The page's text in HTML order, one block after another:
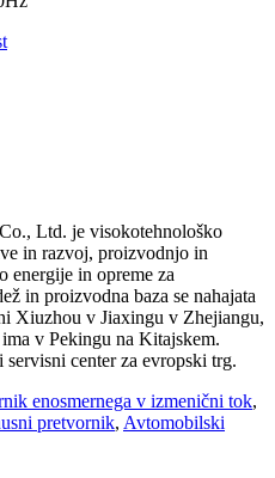
Ltd. je visokotehnološko
in razvoj, proizvodnjo in
energije in opreme za
in proizvodna baza se nahajata
Xiuzhou v Jiaxingu v Zhejiangu,
v Pekingu na Kitajskem.
center za evropski trg.
enosmernega v izmenični tok,
pretvornik, Avtomobilski